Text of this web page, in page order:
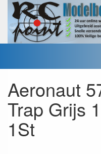
Aeronaut
Trap Grijs
1St